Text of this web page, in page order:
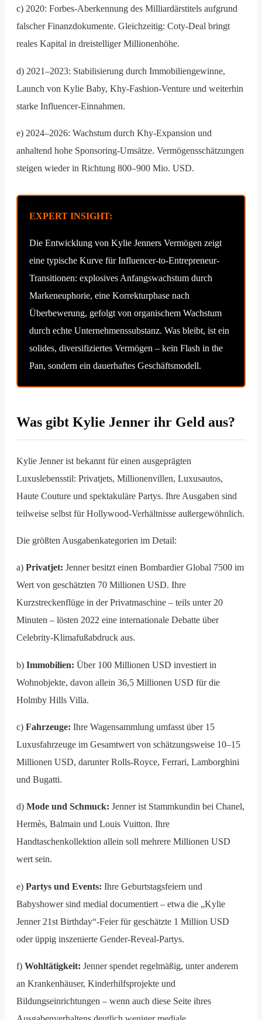
c) 2020: Forbes-Aberkennung des Milliardärstitels aufgrund
falscher Finanzdokumente. Gleichzeitig: Coty-Deal bringt
reales Kapital in dreistelliger Millionenhöhe.
d) 2021–2023: Stabilisierung durch Immobiliengewinne,
Launch von Kylie Baby, Khy-Fashion-Venture und weiterhin
starke Influencer-Einnahmen.
e) 2024–2026: Wachstum durch Khy-Expansion und
anhaltend hohe Sponsoring-Umsätze. Vermögensschätzungen
steigen wieder in Richtung 800–900 Mio. USD.
EXPERT INSIGHT:
Die Entwicklung von Kylie Jenners Vermögen zeigt
eine typische Kurve für Influencer-to-Entrepreneur-
Transitionen: explosives Anfangswachstum durch
Markeneuphorie, eine Korrekturphase nach
Überbewerung, gefolgt von organischem Wachstum
durch echte Unternehmenssubstanz. Was bleibt, ist ein
solides, diversifiziertes Vermögen – kein Flash in the
Pan, sondern ein dauerhaftes Geschäftsmodell.
Was gibt Kylie Jenner ihr Geld aus?
Kylie Jenner ist bekannt für einen ausgeprägten
Luxuslebensstil: Privatjets, Millionenvillen, Luxusautos,
Haute Couture und spektakuläre Partys. Ihre Ausgaben sind
teilweise selbst für Hollywood-Verhältnisse außergewöhnlich.
Die größten Ausgabenkategorien im Detail:
a) Privatjet: Jenner besitzt einen Bombardier Global 7500 im
Wert von geschätzten 70 Millionen USD. Ihre
Kurzstreckenflüge in der Privatmaschine – teils unter 20
Minuten – lösten 2022 eine internationale Debatte über
Celebrity-Klimafußabdruck aus.
b) Immobilien: Über 100 Millionen USD investiert in
Wohnobjekte, davon allein 36,5 Millionen USD für die
Holmby Hills Villa.
c) Fahrzeuge: Ihre Wagensammlung umfasst über 15
Luxusfahrzeuge im Gesamtwert von schätzungsweise 10–15
Millionen USD, darunter Rolls-Royce, Ferrari, Lamborghini
und Bugatti.
d) Mode und Schmuck: Jenner ist Stammkundin bei Chanel,
Hermès, Balmain und Louis Vuitton. Ihre
Handtaschenkollektion allein soll mehrere Millionen USD
wert sein.
e) Partys und Events: Ihre Geburtstagsfeiern und
Babyshower sind medial documentiert – etwa die „Kylie
Jenner 21st Birthday“-Feier für geschätzte 1 Million USD
oder üppig inszenierte Gender-Reveal-Partys.
f) Wohltätigkeit: Jenner spendet regelmäßig, unter anderem
an Krankenhäuser, Kinderhilfsprojekte und
Bildungseinrichtungen – wenn auch diese Seite ihres